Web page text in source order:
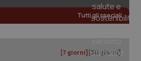
Tutti gli speciali
[7 giorni] [30 giorni]